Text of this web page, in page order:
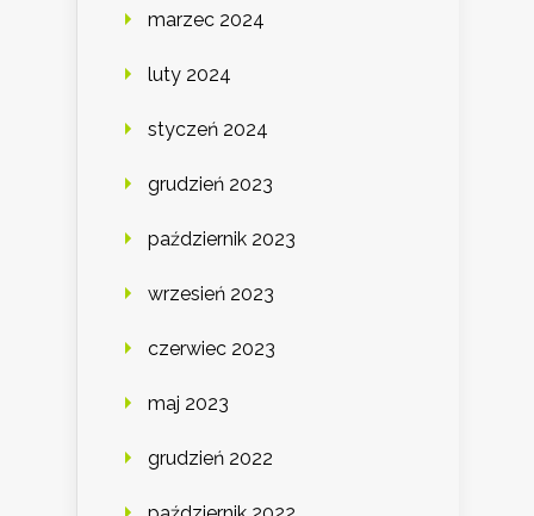
marzec 2024
luty 2024
styczeń 2024
grudzień 2023
październik 2023
wrzesień 2023
czerwiec 2023
maj 2023
grudzień 2022